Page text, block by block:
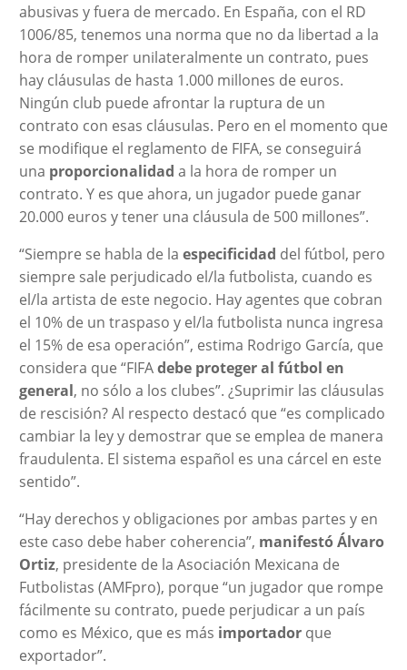
abusivas y fuera de mercado. En España, con el RD
1006/85, tenemos una norma que no da libertad a la
hora de romper unilateralmente un contrato, pues
hay cláusulas de hasta 1.000 millones de euros.
Ningún club puede afrontar la ruptura de un
contrato con esas cláusulas. Pero en el momento que
se modifique el reglamento de FIFA, se conseguirá
una proporcionalidad a la hora de romper un
contrato. Y es que ahora, un jugador puede ganar
20.000 euros y tener una cláusula de 500 millones”.
“Siempre se habla de la especificidad del fútbol, pero
siempre sale perjudicado el/la futbolista, cuando es
el/la artista de este negocio. Hay agentes que cobran
el 10% de un traspaso y el/la futbolista nunca ingresa
el 15% de esa operación”, estima Rodrigo García, que
considera que “FIFAdebe proteger al fútbol en
general, no sólo a los clubes”. ¿Suprimir las cláusulas
de rescisión? Al respecto destacó que “es complicado
cambiar la ley y demostrar que se emplea de manera
fraudulenta. El sistema español es una cárcel en este
sentido”.
“Hay derechos y obligaciones por ambas partes y en
este caso debe haber coherencia”, manifestó Álvaro
Ortiz, presidente de la Asociación Mexicana de
Futbolistas (AMFpro), porque “un jugador que rompe
fácilmente su contrato, puede perjudicar a un país
como es México, que es más importadorque
exportador”.